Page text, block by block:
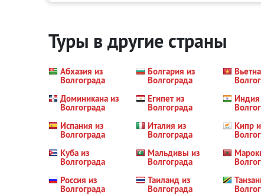
Туры в другие страны
Абхазия из
Волгограда
Болгария из
Волгограда
Доминикана из
Волгограда
Египет из
Волгограда
Индия
Испания из
Волгограда
Италия из
Волгограда
Кипр
Куба из
Волгограда
Мальдивы из
Волгограда
Россия из
Волгограда
Таиланд из
Волгограда